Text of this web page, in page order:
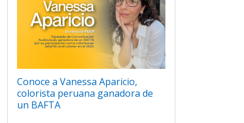
Conoce a Vanessa Aparicio,
colorista peruana ganadora de
un BAFTA